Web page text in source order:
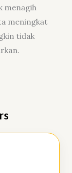
menagih
meningkat
tidak